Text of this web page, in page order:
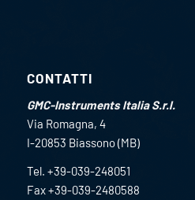
CONTATTI
GMC-Instruments Italia S.r.l.
Via Romagna, 4
I-20853 Biassono (MB)
Tel. +39-039-248051
Fax +39-039-2480588